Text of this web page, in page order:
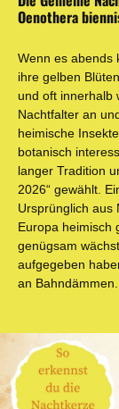
Oenothera
Wenn es abends
ihre gelben
und oft innerhalb
Nachtfalter an
heimische
botanisch
langer Tradition
2026“ gewählt.
Ursprünglich aus
Europa heimisch
genügsam
aufgegeben
an
Bildergalerie